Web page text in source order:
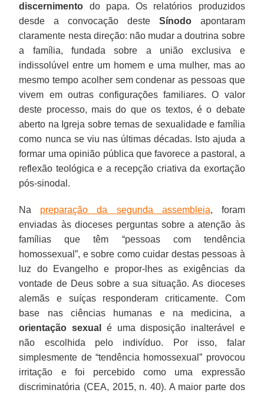
discernimento do papa. Os relatórios produzidos
desde a convocação deste Sínodoapontaram
claramente nesta direção: não mudar a doutrina sobre
a família, fundada sobre a união exclusiva e
indissolúvel entre um homem e uma mulher, mas ao
mesmo tempo acolher sem condenar as pessoas que
vivem em outras configurações familiares. O valor
deste processo, mais do que os textos, é o debate
aberto na Igreja sobre temas de sexualidade e família
como nunca se viu nas últimas décadas. Isto ajuda a
formar uma opinião pública que favorece a pastoral, a
reflexão teológica e a recepção criativa da exortação
pós-sinodal.
Na preparação da segunda assembleia, foram
enviadas às dioceses perguntas sobre a atenção às
famílias que têm “pessoas com tendência
homossexual”, e sobre como cuidar destas pessoas à
luz do Evangelho e propor-lhes as exigências da
vontade de Deus sobre a sua situação. As dioceses
alemãs e suíças responderam criticamente. Com
base nas ciências humanas e na medicina, a
orientação sexual
é uma disposição inalterável e
não escolhida pelo indivíduo. Por isso, falar
simplesmente de “tendência homossexual” provocou
irritação e foi percebido como uma expressão
discriminatória (CEA, 2015, n. 40). A maior parte dos